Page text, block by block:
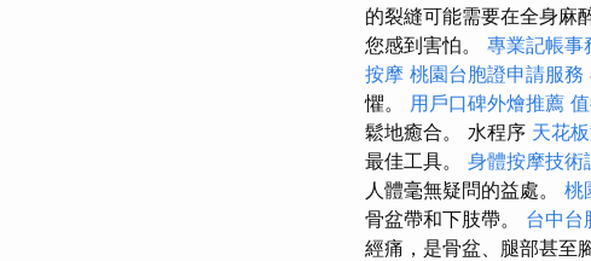
的裂縫可能需要在全身麻
您感到害怕。 專業記帳事
按摩 桃園台胞證申請服務
懼。 用戶口碑外燴推薦
鬆地癒合。 水程序 天花
最佳工具。 身體按摩技術
人體毫無疑問的益處。 桃
骨盆帶和下肢帶。 台中台
經痛，是骨盆、腿部甚至